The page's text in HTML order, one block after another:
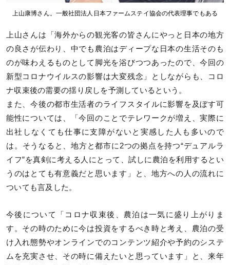
上山康博さん。一般社団法人日本ファームステイ協会の代表理事でもある
上山さんは「海外からの観光客の皆さんにやっと日本の地方
の良さが伝わり、中でも農泊はディープな日本の生活そのも
のが味わえるものとして脚光を浴びつつあったので、今回の
新型コロナウイルスの影響は大変残念」としながらも、コロ
ナ収束後の需要の揺り戻しを予測しているという。
また、今後の都市生活者のライフスタイルに影響を及ぼす可
能性については、「今回のことでテレワークが増え、実際に
出社しなくても仕事に支障がないと実感した人も多いので
は。そうなると、地方と都市に2つの拠点を持つ“デュアルラ
イフ”を真剣に考える人にとって、試しに農泊を利用するとい
うのはとても有意義だと思います」と、地方への人の流れに
ついても言及した。
今後について「コロナ収束後、農泊は一気に盛り上がりま
す。その時のために今は投資をするべき時と考え、農泊の受
け入れ態勢やオンラインでのコンテンツ紹介や予約のシステ
ムを充実させ、その時に備えたいと思っています」と、来年